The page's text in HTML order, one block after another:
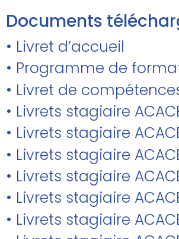
Documents
• Livret d’accueil
• Programme de
• Livret de
• Livrets stagiaire
• Livrets stagiaire
• Livrets stagiaire
• Livrets stagiaire
• Livrets stagiaire
• Livrets stagiaire